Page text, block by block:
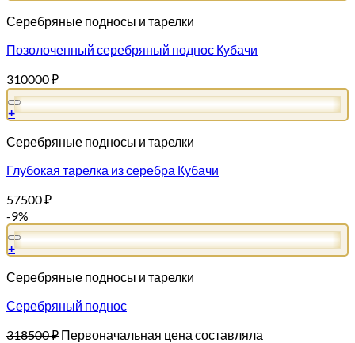
Серебряные подносы и тарелки
Позолоченный серебряный поднос Кубачи
310000₽
+
Серебряные подносы и тарелки
Глубокая тарелка из серебра Кубачи
57500₽
-9%
+
Серебряные подносы и тарелки
Серебряный поднос
318500₽ Первоначальная цена составляла